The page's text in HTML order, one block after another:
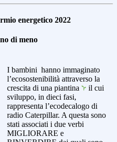
energetico 2022
di meno
I bambini hanno immaginato
l’ecosostenibilità attraverso la
crescita di una piantina
il cui
sviluppo, in dieci fasi,
rappresenta l’ecodecalogo di
radio Caterpillar. A questa sono
stati associati i due verbi
MIGLIORARE e